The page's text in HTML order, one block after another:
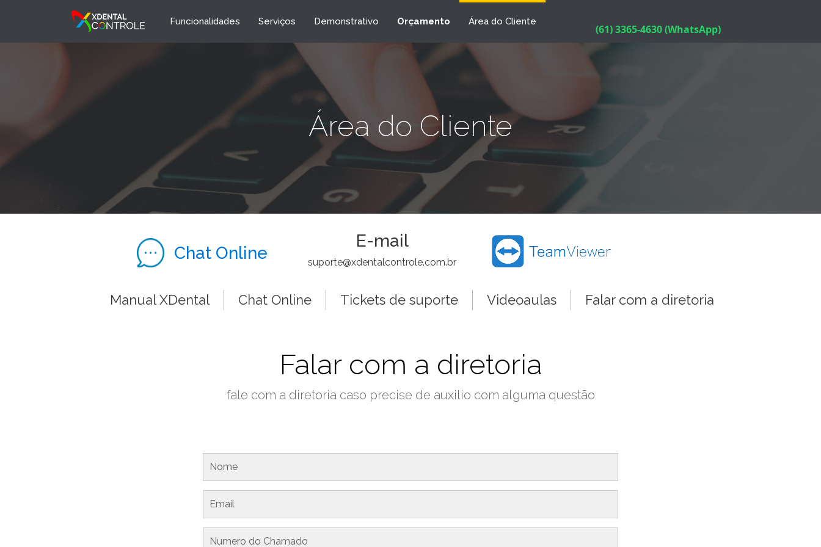
Funcionalidades Serviços Demonstrativo Orçamento Área do Cliente
(61) 3365-4630 (WhatsApp)
Área do Cliente
Chat Online
E-mail
suporte@xdentalcontrole.com.br
Manual XDental Chat Online Tickets de suporte Videoaulas Falar com a diretoria
Falar com a diretoria
fale com a diretoria caso precise de auxilio com alguma questão